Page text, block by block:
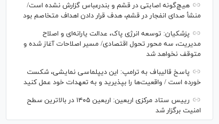
هیچ‌گونه اصابتی در قشم و بندرعباس گزارش نشده است/
منشأ صدای انفجار در قشم، هدف قرار دادن اهداف متخاصم بود
پزشکیان: توسعه انرژی پاک، عدالت یارانه‌ای و اصلاح
مدیریت، سه محور تحول اقتصادی/ مسیر اصلاحات آغاز شده و
متوقف نخواهد شد
پاسخ قالیباف به ترامپ: این دیپلماسی نمایشی، شکست
خورده است / واقعیت‌ها را بپذیرید و به تعهدات خود عمل کنید
رییس ستاد مرکزی اربعین: اربعین ۱۴۰۵ در بالاترین سطح
امنیت برگزار شد